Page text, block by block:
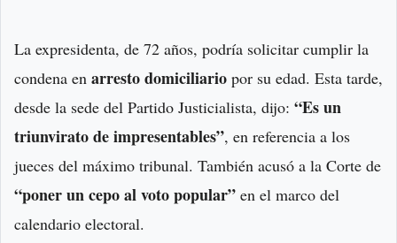
La expresidenta, de 72 años, podría solicitar cumplir la
condena en arresto domiciliario por su edad. Esta tarde,
desde la sede del Partido Justicialista, dijo: “Es un
triunvirato de impresentables”, en referencia a los
jueces del máximo tribunal. También acusó a la Corte de
“poner un cepo al voto popular” en el marco del
calendario electoral.